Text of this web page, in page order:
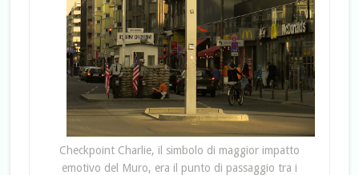
Checkpoint Charlie, il simbolo di maggior impatto
emotivo del Muro, era il punto di passaggio tra i